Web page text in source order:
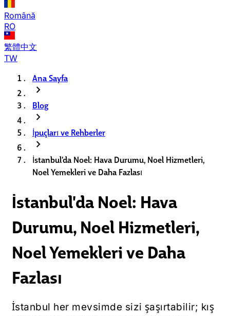
Română
RO
繁體中文
TW
Ana Sayfa
chevron_right
Blog
chevron_right
İpuçları ve Rehberler
chevron_right
İstanbul'da Noel: Hava Durumu, Noel Hizmetleri,
Noel Yemekleri ve Daha Fazlası
İstanbul'da Noel: Hava
Durumu, Noel Hizmetleri,
Noel Yemekleri ve Daha
Fazlası
İstanbul her mevsimde sizi şaşırtabilir; kış